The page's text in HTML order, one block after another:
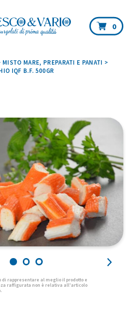
0
MISTO MARE, PREPARATI E PANATI >
IQF B.F. 500GR